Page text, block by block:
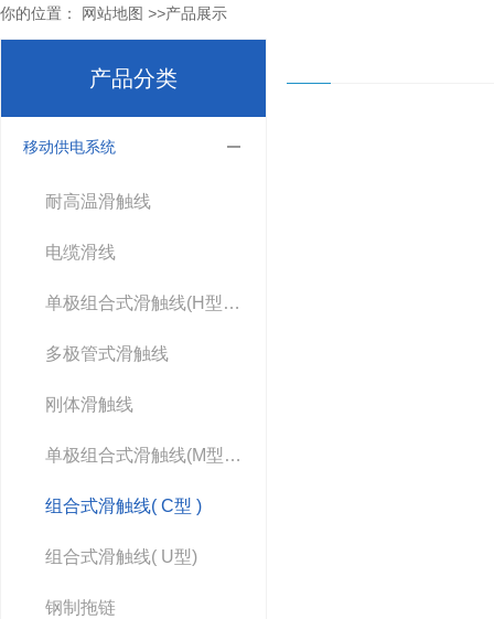
你的位置： 网站地图 >>产品展示
产品分类
移动供电系统
耐高温滑触线
电缆滑线
单极组合式滑触线(H型滑触线）
多极管式滑触线
刚体滑触线
单极组合式滑触线(M型滑线）
组合式滑触线( C型 )
组合式滑触线( U型)
钢制拖链